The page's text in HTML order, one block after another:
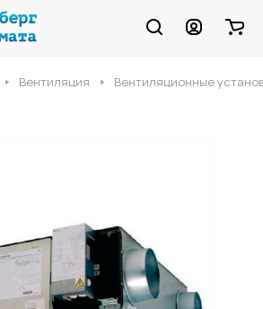
Вентиляция Вентиляционные